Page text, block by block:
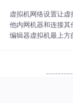
虚拟机网络设置让
他内网机器和连接
编辑器虚拟机最上